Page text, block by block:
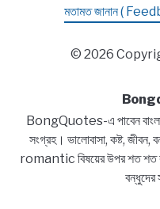
মতামত জানান (
© 2026
BongQuotes-এ পাবেন বাংলা
সংগ্রহ। ভালোবাসা, কষ্ট,
romantic বিষয়ের উপর শত শত
বন্ধুদের